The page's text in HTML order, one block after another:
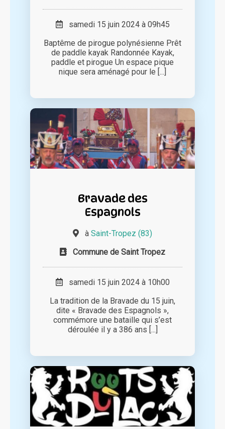
samedi 15 juin 2024 à 09h45
Baptême de pirogue polynésienne Prêt
de paddle kayak Randonnée Kayak,
paddle et pirogue Un espace pique
nique sera aménagé pour le [...]
Bravade des
Espagnols
à Saint-Tropez (83)
Commune de Saint Tropez
samedi 15 juin 2024 à 10h00
La tradition de la Bravade du 15 juin,
dite « Bravade des Espagnols »,
commémore une bataille qui s’est
déroulée il y a 386 ans [...]